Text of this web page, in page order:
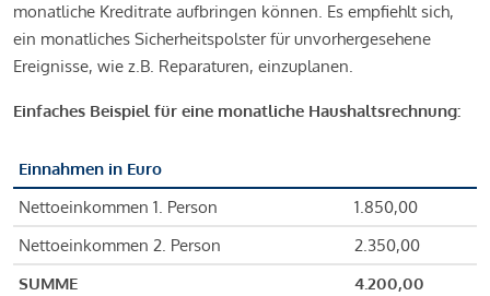
monatliche Kreditrate aufbringen können. Es empfiehlt sich,
ein monatliches Sicherheitspolster für unvorhergesehene
Ereignisse, wie z.B. Reparaturen, einzuplanen.
Einfaches Beispiel für eine monatliche Haushaltsrechnung:
Einnahmen in Euro
Nettoeinkommen 1. Person
1.850,00
Nettoeinkommen 2. Person
2.350,00
SUMME
4.200,00